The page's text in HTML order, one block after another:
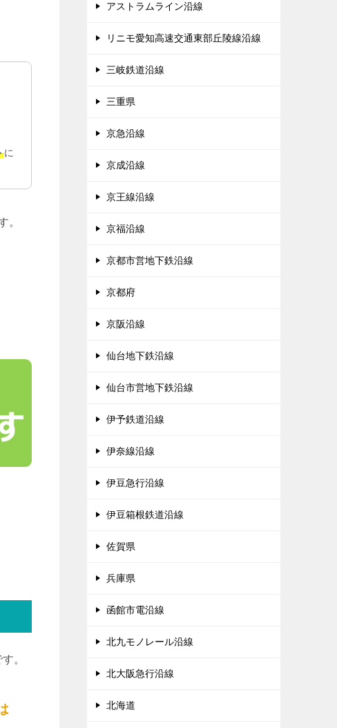
に
。
。
アストラムライン沿線
リニモ愛知高速交通東部丘陵線沿線
三岐鉄道沿線
三重県
京急沿線
京成沿線
京王線沿線
京福沿線
京都市営地下鉄沿線
京都府
京阪沿線
仙台地下鉄沿線
仙台市営地下鉄沿線
伊予鉄道沿線
伊奈線沿線
伊豆急行沿線
伊豆箱根鉄道沿線
佐賀県
兵庫県
函館市電沿線
北九モノレール沿線
北大阪急行沿線
北海道